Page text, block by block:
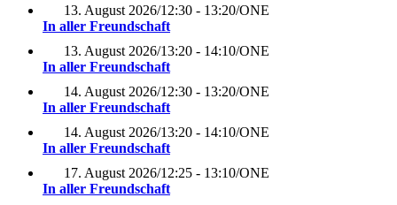
13. August 2026/12:30 - 13:20/ONE
In aller Freundschaft
13. August 2026/13:20 - 14:10/ONE
In aller Freundschaft
14. August 2026/12:30 - 13:20/ONE
In aller Freundschaft
14. August 2026/13:20 - 14:10/ONE
In aller Freundschaft
17. August 2026/12:25 - 13:10/ONE
In aller Freundschaft